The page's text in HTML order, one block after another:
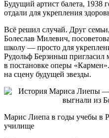
Будущий артист балета, 1938
отдали для укрепления
Всё решил случай. Друг
Болеслав Милевич,
школу — просто для
Рудольф Берзиньш пригласил
в постановке оперы
на сцену будущей звезды.
Марис Лиепа в годы учебы в
училище